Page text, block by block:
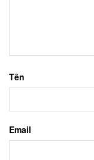
Tên
Email